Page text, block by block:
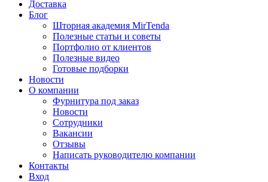
Доставка
Блог
Шторная академия MirTenda
Полезные статьи и советы
Портфолио от клиентов
Полезные видео
Готовые подборки
Новости
О компании
Фурнитура под заказ
Новости
Сотрудники
Вакансии
Отзывы
Написать руководителю компании
Контакты
Вход